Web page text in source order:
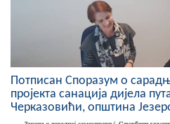
ЦИВИЛНА
Потписан Споразум о
пројекта санација дијела
Черказовићи, општина